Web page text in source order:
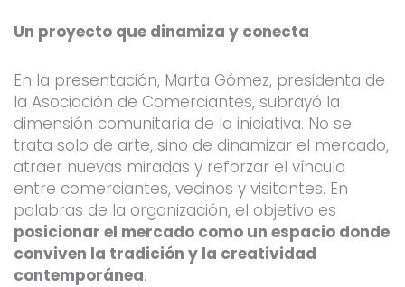
Un proyecto que dinamiza y conecta
En la presentación, Marta Gómez, presidenta de
la Asociación de Comerciantes, subrayó la
dimensión comunitaria de la iniciativa. No se
trata solo de arte, sino de dinamizar el mercado,
atraer nuevas miradas y reforzar el vínculo
entre comerciantes, vecinos y visitantes. En
palabras de la organización, el objetivo es
posicionar el mercado como un espacio donde
conviven la tradición y la creatividad
contemporánea.